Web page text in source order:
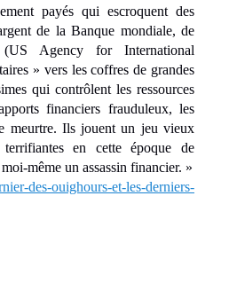
payés qui escroquent des
de la Banque mondiale, de
(US Agency for International
» vers les coffres de grandes
qui contrôlent les ressources
financiers frauduleux, les
meurtre. Ils jouent un jeu vieux
en cette époque de
même un assassin financier. »
des-ouighours-et-les-derniers-